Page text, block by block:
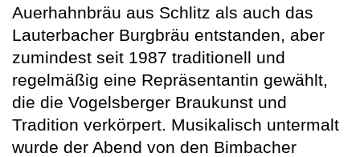
Auerhahnbräu aus Schlitz als auch das
Lauterbacher Burgbräu entstanden, aber
zumindest seit 1987 traditionell und
regelmäßig eine Repräsentantin gewählt,
die die Vogelsberger Braukunst und
Tradition verkörpert. Musikalisch untermalt
wurde der Abend von den Bimbacher